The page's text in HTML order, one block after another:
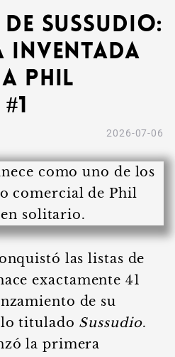
Sussudio:
inventada
Phil
2026-07-06
las listas de
exactamente 41
de su
titulado Sussudio.
la primera